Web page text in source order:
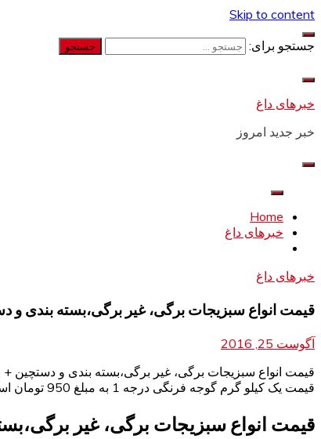
Skip to content
جستجو برای:
خبرهای داغ
خبر جدید امروز
Home
خبرهای داغ
خبرهای داغ
قیمت انواع سبزیجات برگی، غیر برگی،بسته بندی و
آگوست 25, 2016
قیمت انواع سبزیجات برگی، غیر برگی،بسته بندی و دستچین
قیمت یک کیلو گرم گوجه فرنگی درجه 1 به مبلغ 950 تومان است.
قیمت انواع سبزیجات برگی، غیر